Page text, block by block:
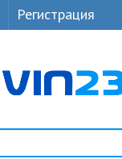
Регистрация